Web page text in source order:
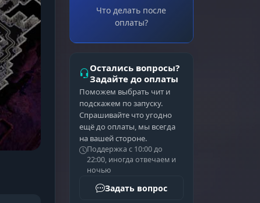
Что делать после
оплаты?
Остались вопросы?
Задайте до оплаты
Поможем выбрать чит и
подскажем по запуску.
Спрашивайте что угодно
ещё до оплаты, мы всегда
на вашей стороне.
Поддержка с 10:00 до
22:00, иногда отвечаем и
ночью
Задать вопрос